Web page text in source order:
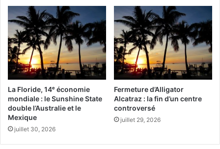
La commissionner Marleine Bastien bien entourée !
La Floride, 14ᵉ économie
mondiale : le Sunshine State
double l’Australie et le
Mexique
juillet 30, 2026
Fermeture d’Alligator
Alcatraz : la fin d’un centre
controversé
juillet 29, 2026